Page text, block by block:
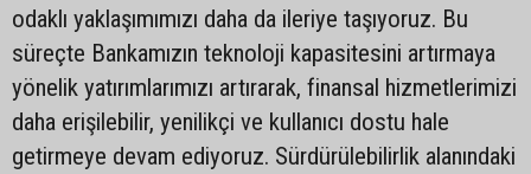
odaklı yaklaşımımızı daha da ileriye taşıyoruz. Bu
süreçte Bankamızın teknoloji kapasitesini artırmaya
yönelik yatırımlarımızı artırarak, finansal hizmetlerimizi
daha erişilebilir, yenilikçi ve kullanıcı dostu hale
getirmeye devam ediyoruz. Sürdürülebilirlik alanındaki